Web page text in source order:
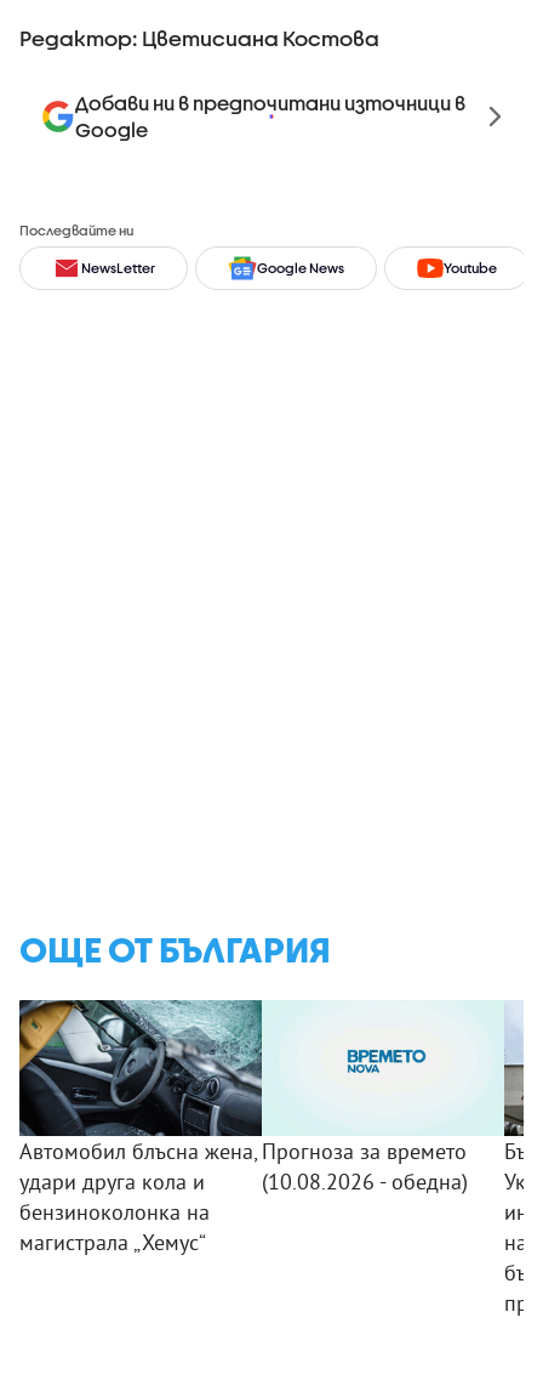
Редактор: Цветисиана Костова
Добави ни в предпочитани източници в
Google
Последвайте ни
NewsLetter Google News Youtube
ОЩЕ ОТ БЪЛГАРИЯ
Автомобил блъсна жена,
удари друга кола и
бензиноколонка на
магистрала „Хемус“
Прогноза за времето
(10.08.2026 - обедна)